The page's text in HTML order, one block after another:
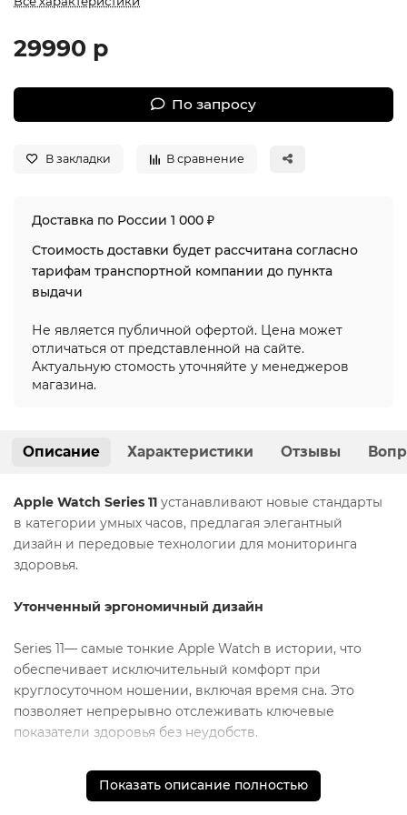
29990 р
По запросу
В закладки В сравнение
Доставка по России 1 000 ₽
Стоимость доставки будет рассчитана согласно
тарифам транспортной компании до пункта
выдачи
Не является публичной офертой. Цена может
отличаться от представленной на сайте.
Актуальную стомость уточняйте у менеджеров
магазина.
Описание Характеристики Отзывы
Apple Watch Series 11 устанавливают новые стандарты
в категории умных часов, предлагая элегантный
дизайн и передовые технологии для мониторинга
здоровья.
Утонченный эргономичный дизайн
Series 11— самые тонкие Apple Watch в истории, что
обеспечивает исключительный комфорт при
круглосуточном ношении, включая время сна. Это
позволяет непрерывно отслеживать ключевые
показатели здоровья без неудобств.
Улучшенная автономность
Показать описание полностью